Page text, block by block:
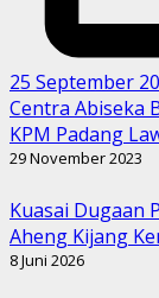
25 September
Centra Abiseka
KPM Padang
29 November 2023
Kuasai Dugaan
Aheng Kijang
8 Juni 2026